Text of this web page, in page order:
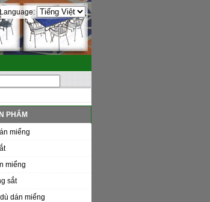
Language:
PHẨM
miểng
miểng
sắt
dán miểng